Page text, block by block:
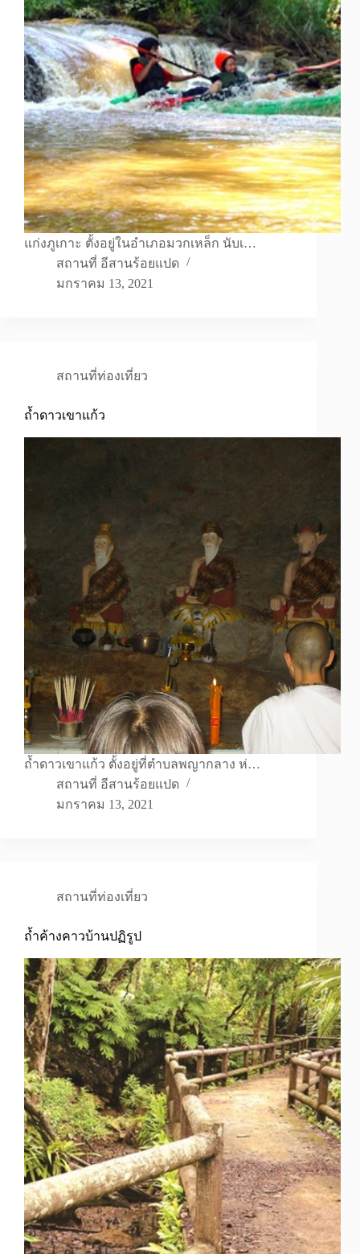
แก่งภูเกาะ ตั้งอยู่ในอำเภอมวกเหล็ก นับเ…
สถานที่ อีสานร้อยแปด
มกราคม 13, 2021
สถานที่ท่องเที่ยว
ถ้ำดาวเขาแก้ว
ถ้ำดาวเขาแก้ว ตั้งอยู่ที่ตำบลพญากลาง ห่…
สถานที่ อีสานร้อยแปด
มกราคม 13, 2021
สถานที่ท่องเที่ยว
ถ้ำค้างคาวบ้านปฏิรูป